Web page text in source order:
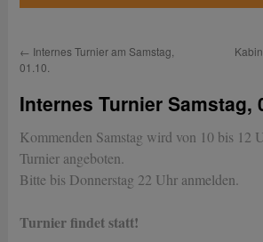
← Internes Turnier am Samstag,
01.10.
Internes Turnier Samstag,
Kommenden Samstag wird von 10 bis 12
Turnier angeboten.
Bitte bis Donnerstag 22 Uhr anmelden.
Turnier findet statt!